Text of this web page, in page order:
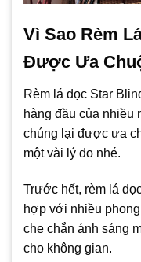
Vì Sao Rèm
Được Ưa
Rèm lá dọc Star
hàng đầu của nhiều
chúng lại được ưa
một vài lý do nhé.
Trước hết, rèm lá
hợp với nhiều
che chắn ánh sáng
cho không gian.